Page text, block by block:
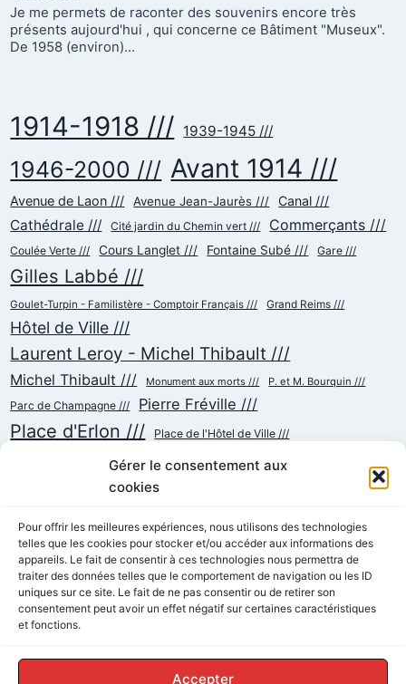
Gérer le consentement aux
cookies
Pour offrir les meilleures expériences, nous utilisons des technologies
telles que les cookies pour stocker et/ou accéder aux informations des
appareils. Le fait de consentir à ces technologies nous permettra de
traiter des données telles que le comportement de navigation ou les ID
uniques sur ce site. Le fait de ne pas consentir ou de retirer son
consentement peut avoir un effet négatif sur certaines caractéristiques
et fonctions.
Accepter
Je me permets de raconter des souvenirs encore très
présents aujourd'hui , qui concerne ce Bâtiment "Museux".
De 1958 (environ)…
1914-1918 /// 1939-1945 ///
1946-2000 /// Avant 1914 ///
Avenue de Laon /// Avenue Jean-Jaurès /// Canal ///
Cathédrale /// Cité jardin du Chemin vert /// Commerçants ///
Coulée Verte /// Cours Langlet /// Fontaine Subé /// Gare ///
Gilles Labbé ///
Goulet-Turpin - Familistère - Comptoir Français /// Grand Reims ///
Hôtel de Ville ///
Laurent Leroy - Michel Thibault ///
Michel Thibault /// Monument aux morts /// P. et M. Bourquin ///
Parc de Champagne /// Pierre Fréville ///
Place d'Erlon /// Place de l'Hôtel de Ville ///
Place de la République /// Place du Cardinal Luçon ///
Place du Forum/des Marchés ///
Rue Buirette /// Rue Carnot /// Rue Chanzy /// Rue Colbert ///
Rue Cérès /// Rue de l'Etape /// Rue de Mars /// Rue de Talleyrand ///
Rue de Vesle /// Rue Thiers /// Succursalisme /// Tramway ///
École ///